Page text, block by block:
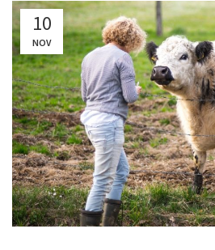
10
NOV